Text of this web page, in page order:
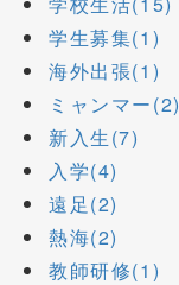
学生募集(1)
海外出張(1)
ミャンマー(2)
新入生(7)
入学(4)
遠足(2)
熱海(2)
教師研修(1)